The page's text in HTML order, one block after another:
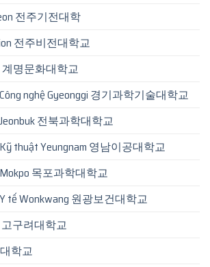
전주기전대학
전주비전대학교
계명문화대학교
nghệ Gyeonggi 경기과학기술대학교
전북과학대학교
thuật Yeungnam 영남이공대학교
목포과학대학교
tế Wonkwang 원광보건대학교
고구려대학교
학교